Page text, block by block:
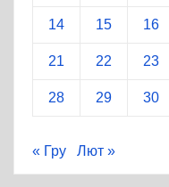
14 15 16
21 22 23
28 29 30
« Гру Лют »